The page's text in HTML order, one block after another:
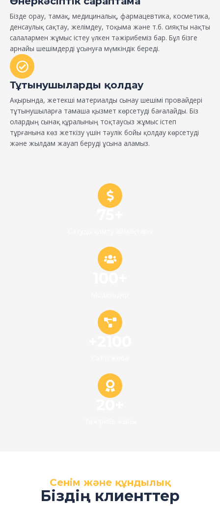
Бізде орау, тамақ, медициналық, фармацевтика, косметика,
денсаулық сақтау, желімдеу, тоқыма және т.б. сияқты нақты
салалармен жұмыс істеу үлкен тәжірибеміз бар. Бұл бізге
арнайы шешімдерді ұсынуға мүмкіндік береді.
Тұтынушыларды қолдау
Ақырында, жетекші материалды сынау шешімі провайдері
тұтынушыларға тамаша қызмет көрсетуді бағалайды. Біз
олардың сынақ құралының тоқтаусыз жұмыс істеп
тұрғанына көз жеткізу үшін тәулік бойы қолдау көрсетуді
және жылдам жауап беруді ұсына аламыз.
Сенім және құндылық
Біздің клиенттер